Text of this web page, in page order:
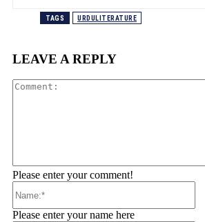
TAGS URDULITERATURE
LEAVE A REPLY
Please enter your comment!
Please enter your name here